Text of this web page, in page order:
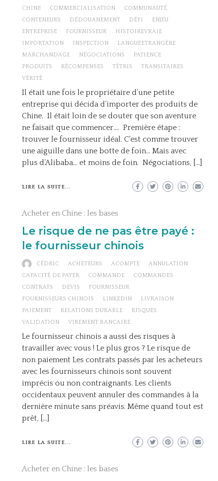
CHINE
COMMERCIALISATION
COMMUNAUTÉ
CONTENEURS
DÉDOUANEMENT DÉFI
ENJEU
ENTREPRISE
FOURNISSEUR
HISTOIREVRAIE
IMPORTATION
INSPECTION
LANGUEETRANGÈRE
MARCHANDAGE
NÉGOCIATIONS
PATIENCE
PRODUITS
RÉCOMPENSES TÉTRIS
TRANSITAIRES
VÉRITÉ
Il était une fois le propriétaire d’une petite
entreprise qui décida d’importer des produits de
Chine. Il était loin de se douter que son aventure
ne faisait que commencer…. Première étape :
trouver le fournisseur idéal. C’est comme trouver
une aiguille dans une botte de foin… Mais avec
plus d’Alibaba… et moins de foin. Négociations, […]
LIRE LA SUITE...
Acheter en Chine : les bases
Le risque de ne pas être payé :
le fournisseur chinois
CÉDRIC ACHETEURS ACOMPTE
ANNULATION
CAPACITÉ DE PAYER
COMMANDE
COMMANDES
CONTRATS
DEVIS
FOURNISSEUR
FOURNISSEURS CHINOIS
LINKEDIN
LIVRAISON
PAIEMENT
RELATIONS DURABLE
RISQUES
VALIDATION
VIREMENT BANCAIRE
Le fournisseur chinois a aussi des risques à
travailler avec vous ! Le plus gros ? Le risque de
non paiement Les contrats passés par les acheteurs
avec les fournisseurs chinois sont souvent
imprécis ou non contraignants. Les clients
occidentaux peuvent annuler des commandes à la
dernière minute sans préavis. Même quand tout est
prêt, […]
LIRE LA SUITE...
Acheter en Chine : les bases